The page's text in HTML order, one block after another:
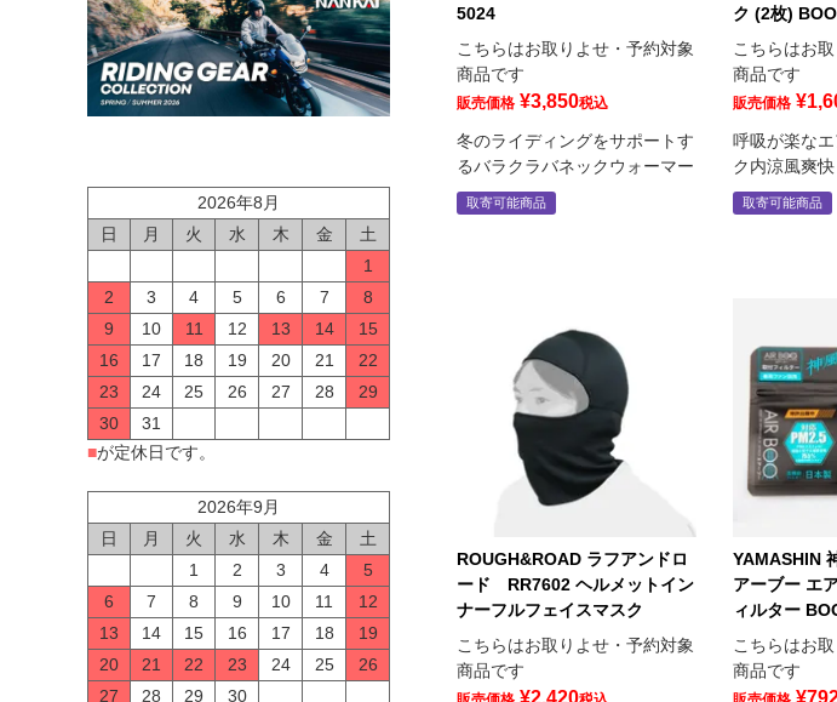
2026年8月
日
月 火 水 木 金
土
1
2
3 4 5 6 7
8
9
10 11 12 13 14
15
16
17 18 19 20 21
22
23
24 25 26 27 28
29
30
31
■が定休日です。
2026年9月
日
月 火 水 木 金
土
1
2 3 4
5
6
7 8 9 10 11
12
13
14 15 16 17 18
19
20
21 22 23 24 25
26
27
28 29
30
5024
こちらはお取りよせ・予約対象
商品です
販売価格 ¥3,850税込
冬のライディングをサポートす
るバラクラバネックウォーマー
取寄可能商品
ク (2枚)
こちらはお
商品です
販売価格 ¥
呼吸が楽な
ク内涼風爽快
取寄可能商品
ROUGH&ROAD ラフアンドロ
ード RR7602 ヘルメットイン
ナーフルフェイスマスク
こちらはお取りよせ・予約対象
商品です
YAMASHIN
アーブー エ
ィルター
こちらはお
商品です